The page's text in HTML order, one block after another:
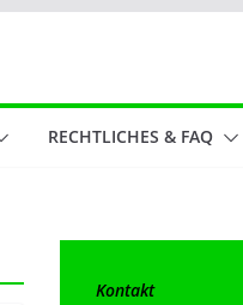
RECHTLICHES & FAQ
Kontakt